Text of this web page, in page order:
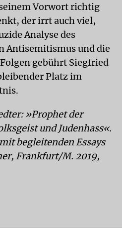
Vorwort richtig
der irrt auch viel,
Analyse des
Antisemitismus und die
gebührt Siegfried
Platz im
»Prophet der
und Judenhass«.
begleitenden Essays
Frankfurt/M. 2019,